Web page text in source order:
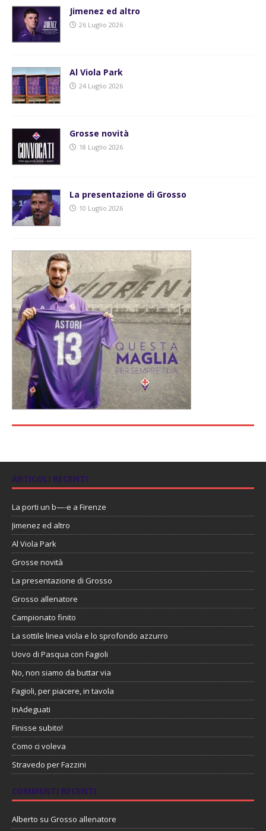
Jimenez ed altro
26 Luglio 2026
Al Viola Park
24 Luglio 2026
Grosse novità
18 Luglio 2026
La presentazione di Grosso
10 Luglio 2026
ARTICOLI RECENTI
La porti un b—-e a Firenze
Jimenez ed altro
Al Viola Park
Grosse novità
La presentazione di Grosso
Grosso allenatore
Campionato finito
La sottile linea viola e lo sprofondo azzurro
Uovo di Pasqua con Fagioli
No, non siamo da buttar via
Fagioli, per piacere, in tavola
InAdeguati
Finisse subito!
Como ci voleva
Stravedo per Fazzini
COMMENTI RECENTI
Alberto su Grosso allenatore